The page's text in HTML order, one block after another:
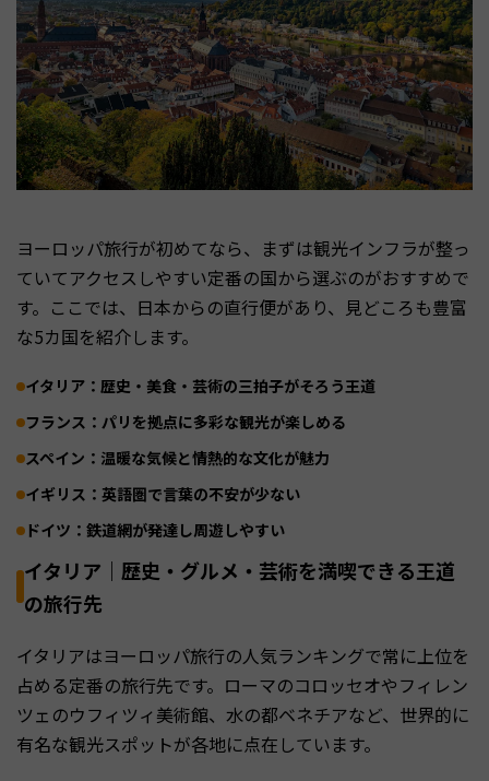
ヨーロッパ旅行が初めてなら、まずは観光インフラが整っ
ていてアクセスしやすい定番の国から選ぶのがおすすめで
す。ここでは、日本からの直行便があり、見どころも豊富
な5カ国を紹介します。
イタリア：歴史・美食・芸術の三拍子がそろう王道
フランス：パリを拠点に多彩な観光が楽しめる
スペイン：温暖な気候と情熱的な文化が魅力
イギリス：英語圏で言葉の不安が少ない
ドイツ：鉄道網が発達し周遊しやすい
イタリア｜歴史・グルメ・芸術を満喫できる王道
の旅行先
イタリアはヨーロッパ旅行の人気ランキングで常に上位を
占める定番の旅行先です。ローマのコロッセオやフィレン
ツェのウフィツィ美術館、水の都ベネチアなど、世界的に
有名な観光スポットが各地に点在しています。